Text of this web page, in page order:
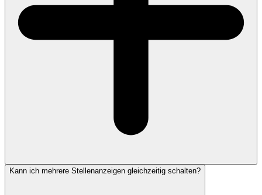
Kann ich mehrere Stellenanzeigen gleichzeitig schalten?